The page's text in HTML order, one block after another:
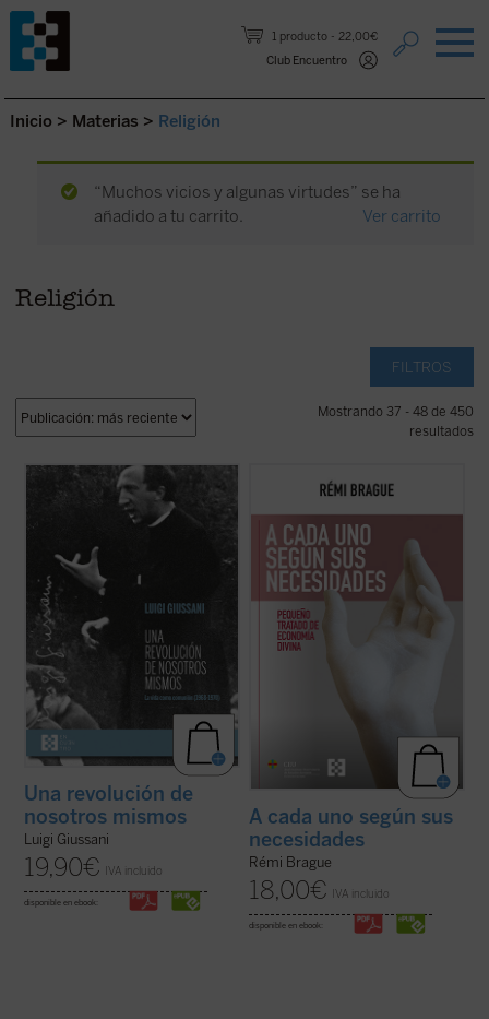
1 producto
22,00€
Club Encuentro
Saltar al contenido.
Inicio > Materias > Religión
“Muchos vicios y algunas virtudes” se ha
añadido a tu carrito.
Ver carrito
Religión
FILTROS
Mostrando 37 - 48 de 450
resultados
Los textos reunidos en este libro
pertenecen a un momento delicado y
crucial de la historia de Comunión y
Liberación (CL). Se remontan a los años
nacida de don Giussani en 1954 sufrió una
profunda ...(ver ficha)
Una revolución de
nosotros mismos
Luigi Giussani
19,90€ IVA incluido
disponible en ebook:
Este «pequeño tratado» es la continuación
de los estudios emblemáticos de Rémi
una sucesión de breves capítulos expone
una teoría de la Providencia divina en la que
Dios provee a todos los ...(ver ficha)
A cada uno según sus
necesidades
Rémi Brague
18,00€ IVA incluido
disponible en ebook: